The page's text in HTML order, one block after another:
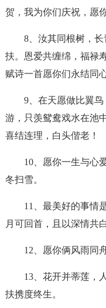
贺，我为你们庆祝，愿
8、汝其同根树，
扶。恩爱共缠绵，福禄
赋诗一首愿你们永结同
9、在天愿做比翼
游，只羡鸳鸯戏水在池
喜结连理，白头偕老！
10、愿你一生与心
冬扫雪。
11、最美好的事情
月可回首，且以深情共
12、愿你俩风雨同
13、花开并蒂莲，
扶携度终生。